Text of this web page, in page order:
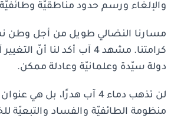
والإلغاء ورسم حدود مناطقيّة
مسارنا النضالي طويل من أجل وطن
كرامتنا. مشهد 4 آب أكد لنا أنّ
دولة سيّدة وعلمانيّة وعادلة ممكن.
لن تذهب دماء 4 آب هدرًا، بل
منظومة الطائفيّة والفساد والتبعيّة